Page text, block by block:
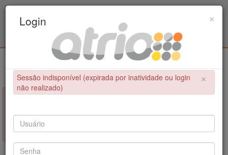
Civil / UPE
×
NÃO FOI POSSÍVEL CONCLUIR A OPERAÇÃO
Sessão indisponível (expirada por inatividade ou login não
realizado)
×
Login
×
Sessão indisponível (expirada por inatividade ou login
não realizado)